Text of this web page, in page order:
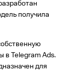
получила
в Telegram Ads.
для